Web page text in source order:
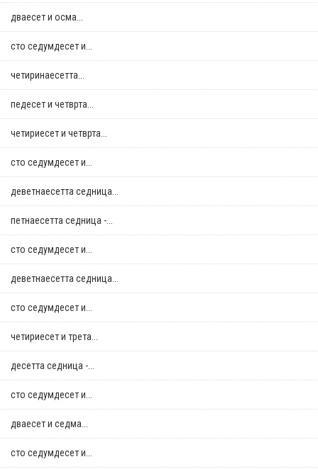
дваесет и осма...
сто седумдесет и...
четиринаесетта...
педесет и четврта...
четириесет и четврта...
сто седумдесет и...
деветнаесетта седница...
петнаесетта седница -...
сто седумдесет и...
деветнаесетта седница...
сто седумдесет и...
четириесет и трета...
десетта седница -...
сто седумдесет и...
дваесет и седма...
сто седумдесет и...